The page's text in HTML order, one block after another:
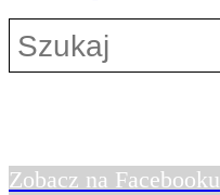
Zobacz na Facebooku